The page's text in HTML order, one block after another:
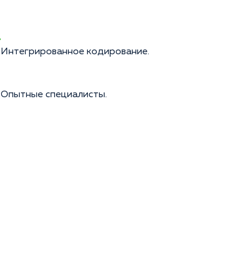
Интегрированное кодирование.
Опытные специалисты.